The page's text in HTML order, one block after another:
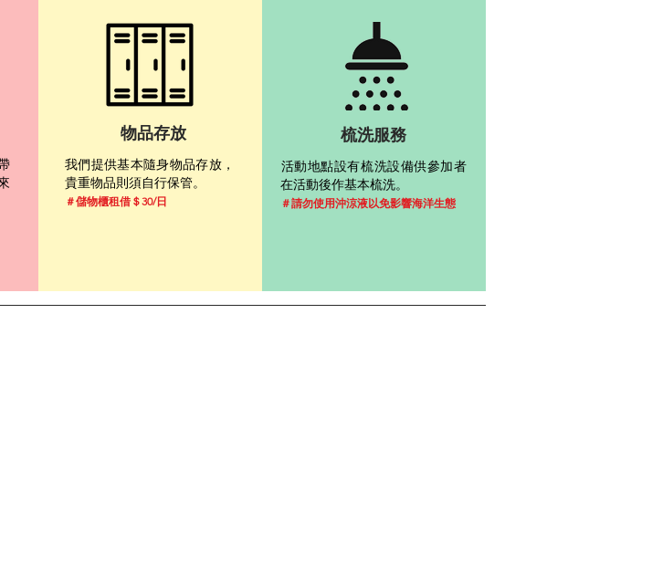
​物品存放
我們提供基本隨身物品存放，
貴重物品則須自行保管。
＃儲物櫃租借＄30/日
梳洗服務
​活動地點設有梳洗設備供參加者
在活動後作基本梳洗。
＃請勿使用沖涼液以免影響海洋生態